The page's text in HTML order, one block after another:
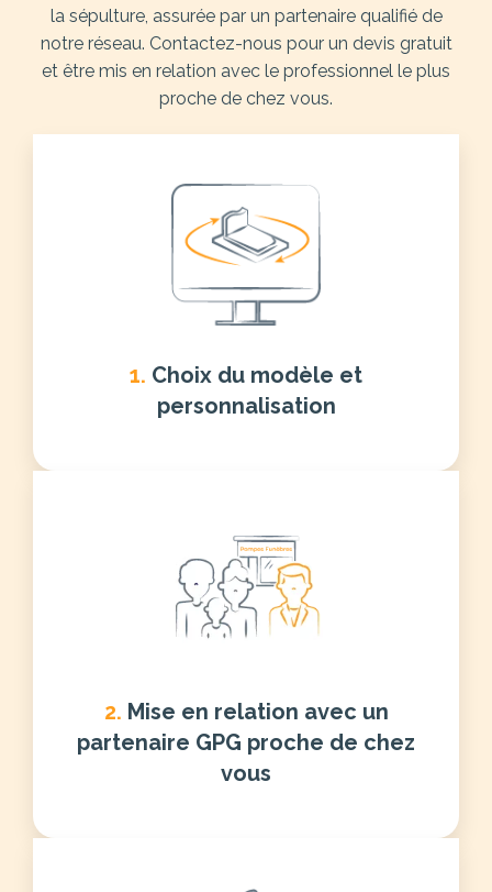
la sépulture, assurée par un partenaire qualifié de
notre réseau. Contactez-nous pour un devis gratuit
et être mis en relation avec le professionnel le plus
proche de chez vous.
1. Choix du modèle et
personnalisation
2. Mise en relation avec un
partenaire GPG proche de chez
vous